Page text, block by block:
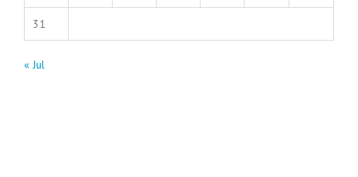
31
« Jul